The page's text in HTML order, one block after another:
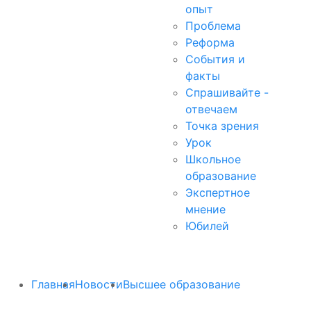
опыт
Проблема
Реформа
События и
факты
Спрашивайте -
отвечаем
Точка зрения
Урок
Школьное
образование
Экспертное
мнение
Юбилей
ГлавнаяНовостиВысшее образование